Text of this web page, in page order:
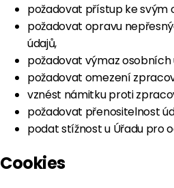
požadovat přístup ke svým
požadovat opravu
údajů,
požadovat výmaz osobních
požadovat omezení
vznést námitku proti
požadovat přenositelnost
podat stížnost u Úřadu pro
Cookies